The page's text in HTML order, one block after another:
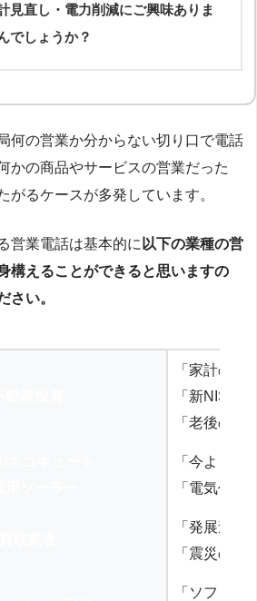
見直し・電力削減にご興味ありま
でしょうか？
何の営業か分からない切り口で電話
かの商品やサービスの営業だった
がるケースが多発しています。
営業電話は基本的に 以下の業種の営
構えることができると思いますの
さい。
「家計の見
「新NISA
「老後の
「今より
「電気代を
「発展途
「震災の
「ソフト